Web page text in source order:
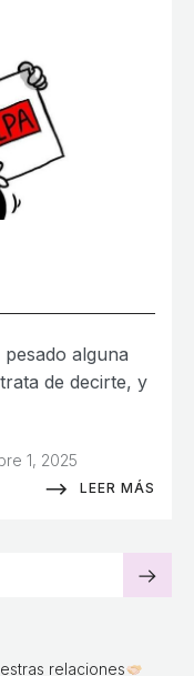
alguna
de decirte, y
1, 2025
LEER MÁS
relaciones